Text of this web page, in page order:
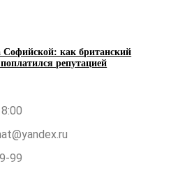
Софийской: как британский
репутацией
99